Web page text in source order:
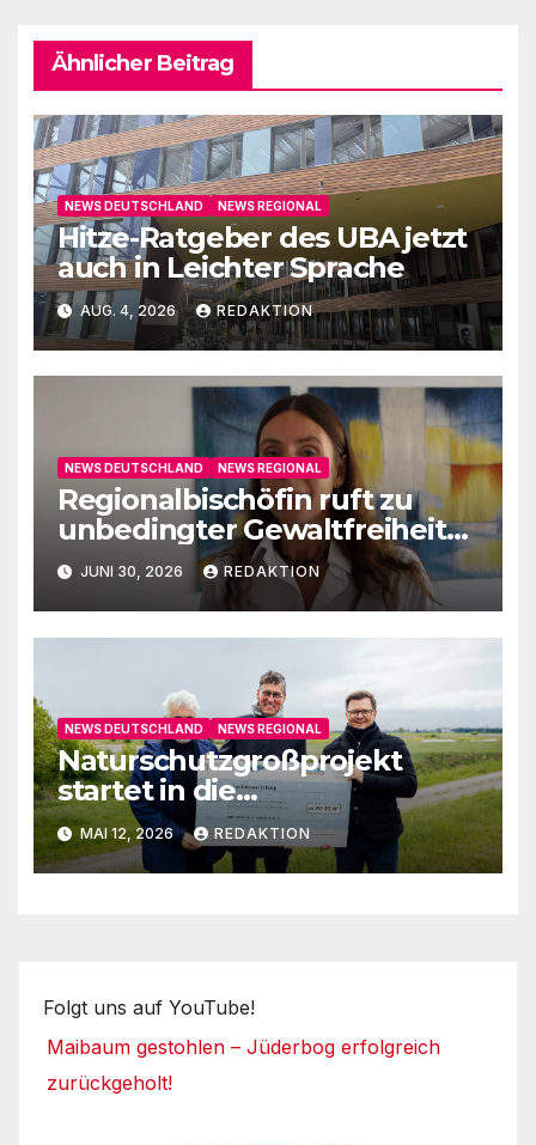
Ähnlicher Beitrag
NEWS DEUTSCHLAND NEWS REGIONAL
Hitze-Ratgeber des UBA jetzt
auch in Leichter Sprache
AUG. 4, 2026 REDAKTION
NEWS DEUTSCHLAND NEWS REGIONAL
Regionalbischöfin ruft zu
unbedingter Gewaltfreiheit
aufJUNI 30, 2026 REDAKTION
NEWS DEUTSCHLAND NEWS REGIONAL
Naturschutzgroßprojekt
startet in die
Umsetzungsphase
MAI 12, 2026 REDAKTION
Folgt uns auf YouTube!
Maibaum gestohlen – Jüderbog erfolgreich
zurückgeholt!